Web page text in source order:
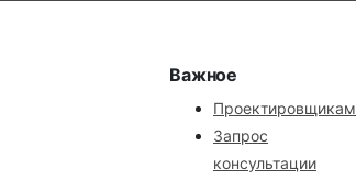
Важное
Проектировщикам
Запрос
консультации